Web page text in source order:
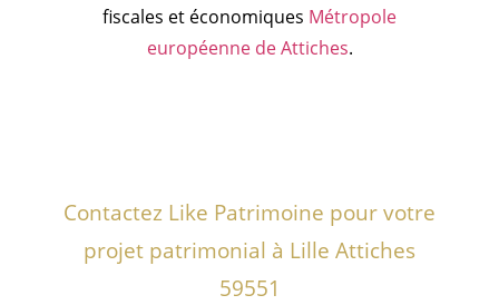
fiscales et économiques Métropole
européenne de Attiches.
Contactez Like Patrimoine pour votre
projet patrimonial à Lille Attiches
59551